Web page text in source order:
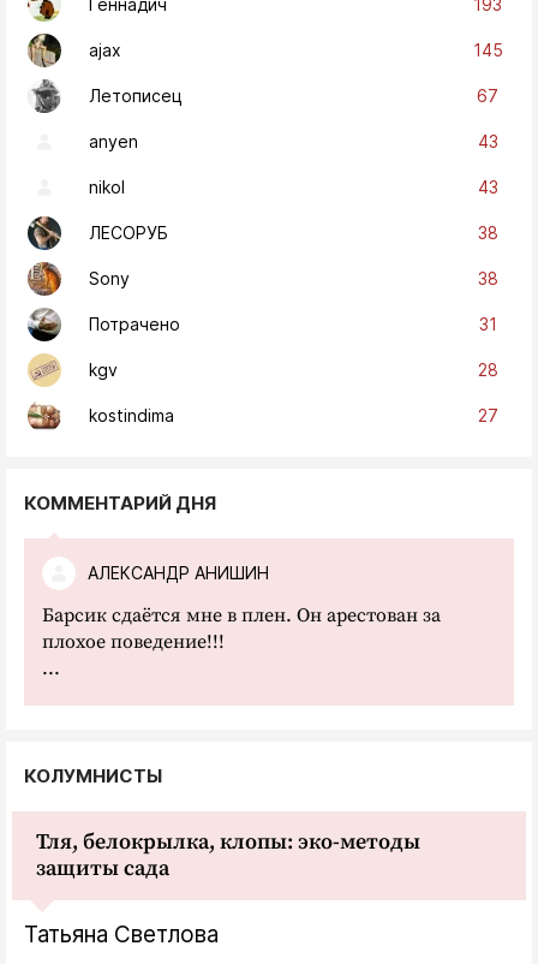
Геннадич
ajax 145
Летописец 67
anyen 43
nikol 43
ЛЕСОРУБ 38
Sony 38
Потрачено 31
kgv 28
kostindima 27
КОММЕНТАРИЙ ДНЯ
АЛЕКСАНДР АНИШИН
Барсик сдаётся мне в плен. Он арестован за
плохое поведение!!!
...
КОЛУМНИСТЫ
Тля, белокрылка, клопы: эко-методы
защиты сада
Татьяна Светлова